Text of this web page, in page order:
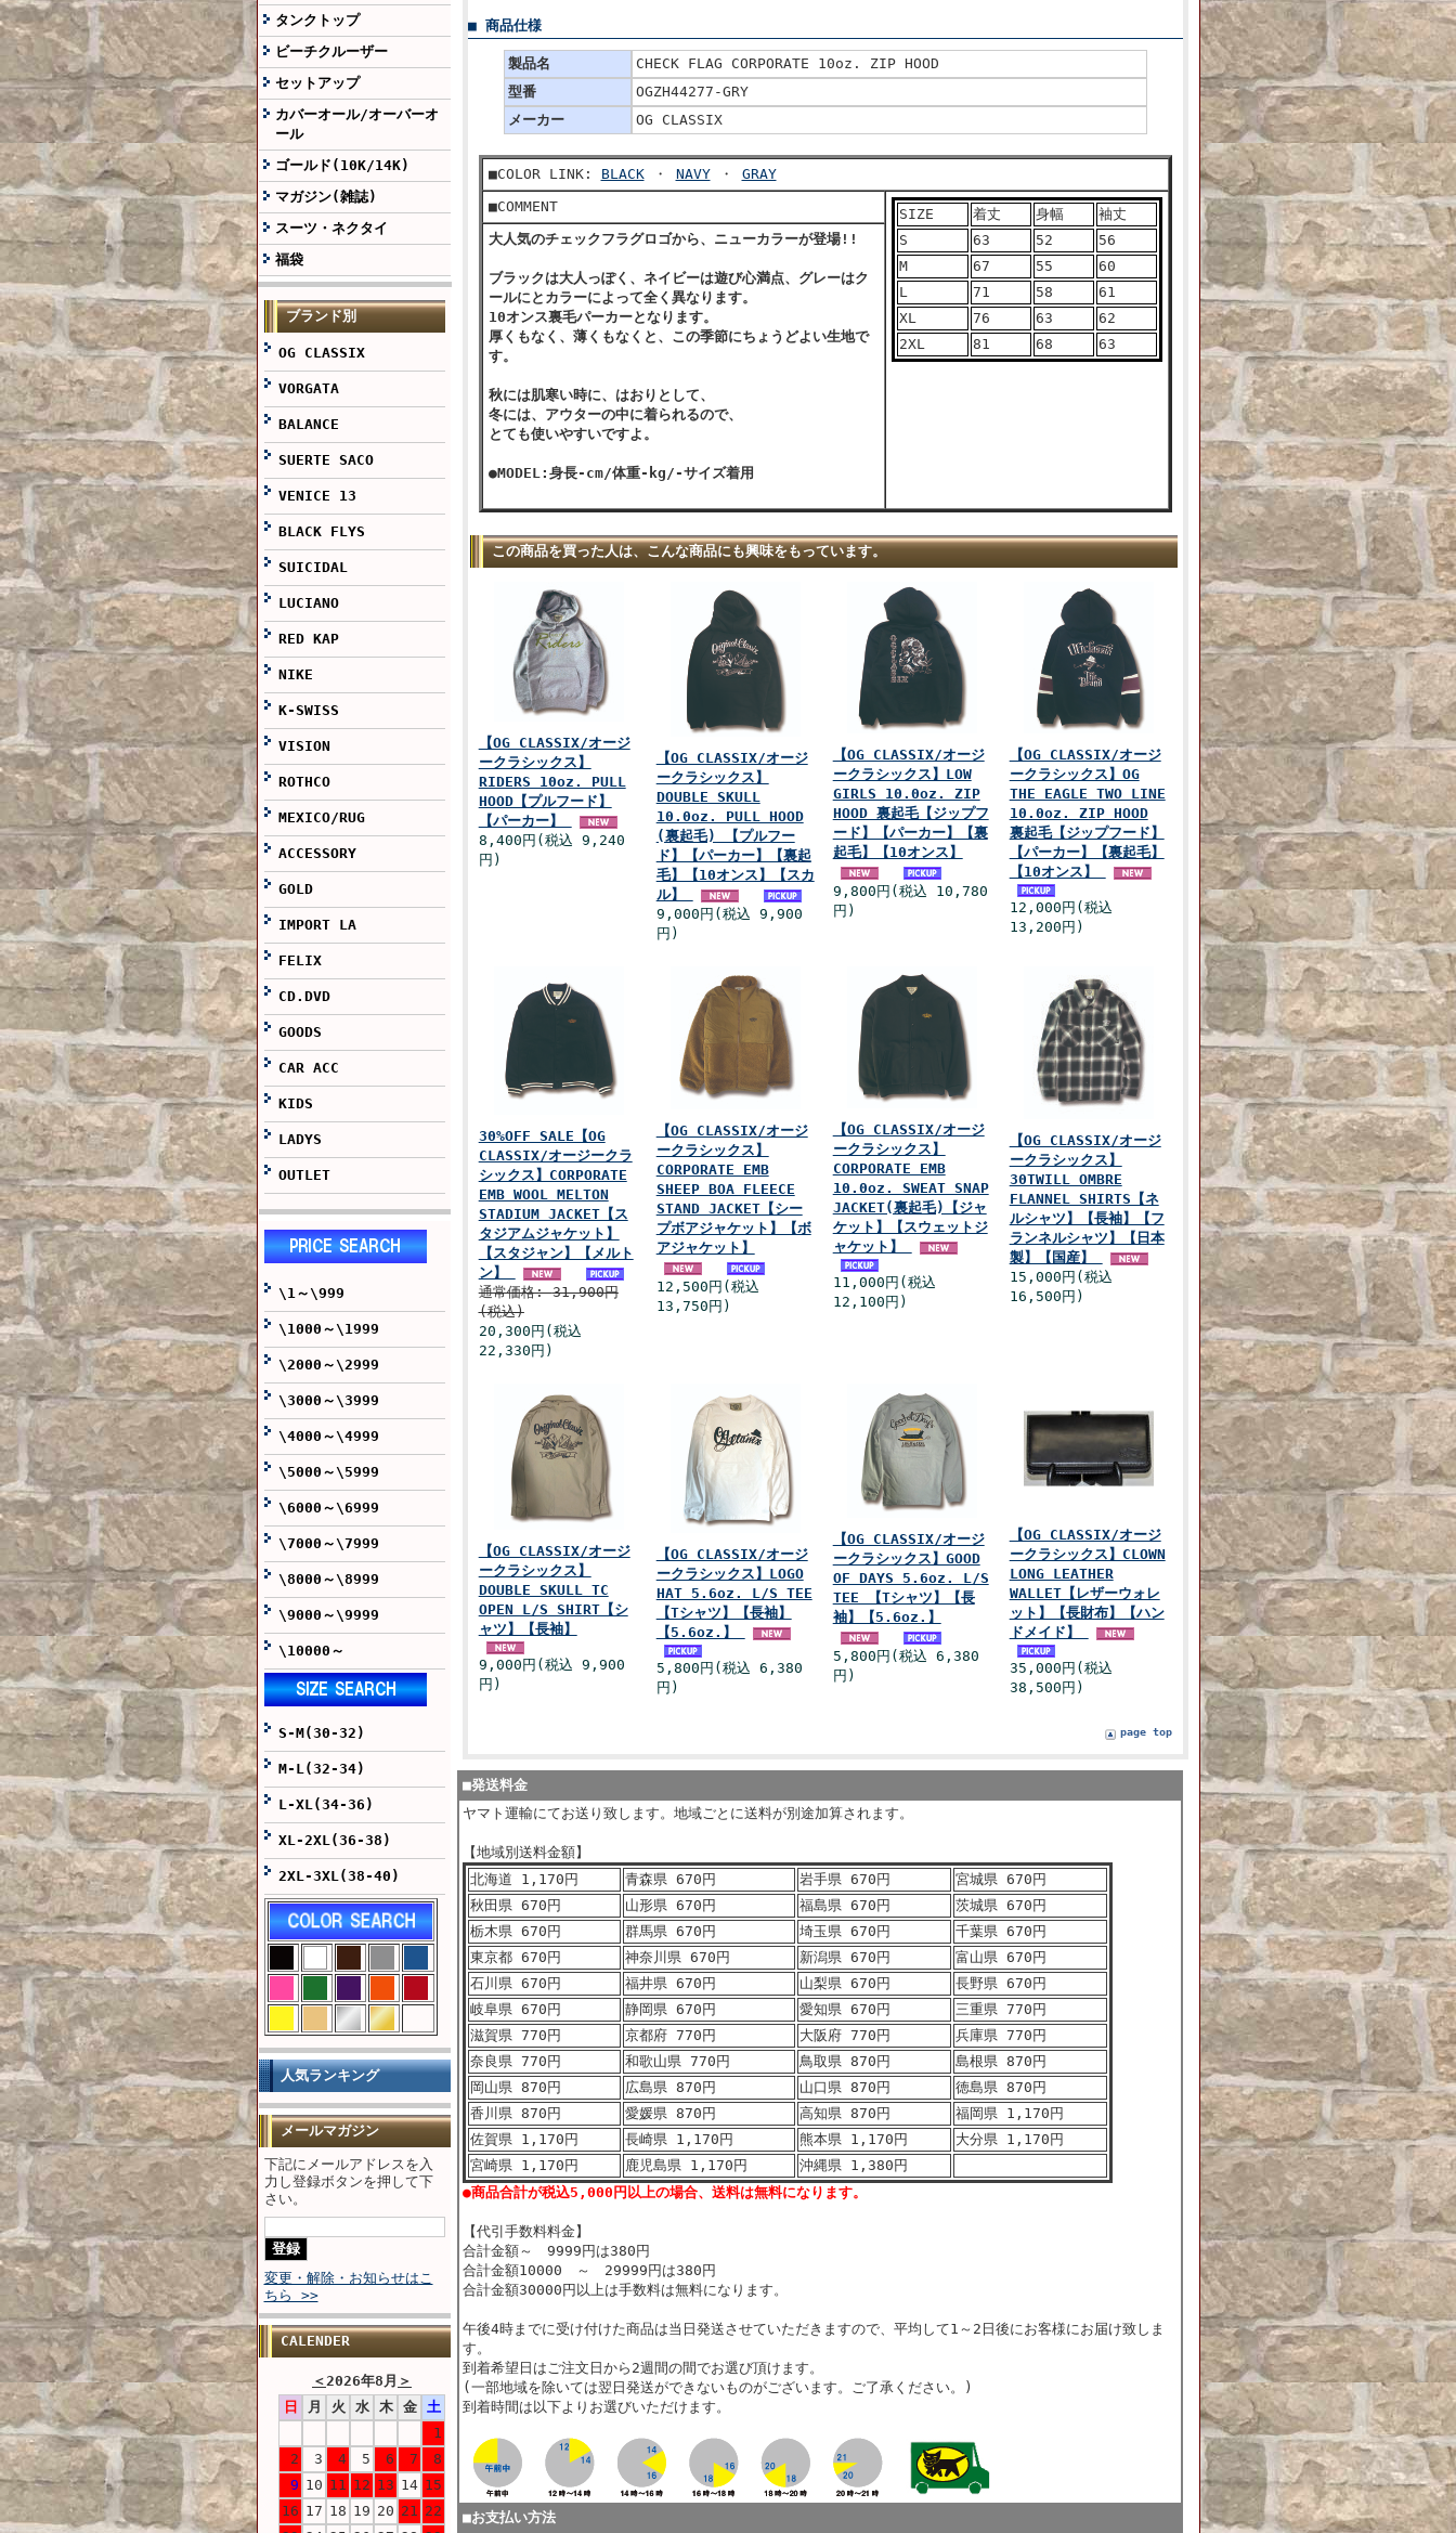
タンクトップ
ビーチクルーザー
セットアップ
カバーオール/オーバーオ
ール
ゴールド(10K/14K)
マガジン(雑誌)
スーツ・ネクタイ
福袋
ブランド別
OG CLASSIX
VORGATA
BALANCE
SUERTE SACO
VENICE 13
BLACK FLYS
SUICIDAL
LUCIANO
RED KAP
NIKE
K-SWISS
VISION
ROTHCO
MEXICO/RUG
ACCESSORY
GOLD
IMPORT LA
FELIX
CD.DVD
GOODS
CAR ACC
KIDS
LADYS
OUTLET
\1～\999
\1000～\1999
\2000～\2999
\3000～\3999
\4000～\4999
\5000～\5999
\6000～\6999
\7000～\7999
\8000～\8999
\9000～\9999
\10000～
S-M(30-32)
M-L(32-34)
L-XL(34-36)
XL-2XL(36-38)
2XL-3XL(38-40)
人気ランキング
メールマガジン
下記にメールアドレスを入
力し登録ボタンを押して下
さい。
変更・解除・お知らせはこ
ちら >>
CALENDER
＜2026年8月 ＞
日
月 火 水 木 金
土
1
2
3 4 5 6 7
8
9 10 11 12 13 14 15
16 17 18 19 20 21 22
■ 商品仕様
製品名
CHECK FLAG CORPORATE 10oz. ZIP HOOD
型番
OGZH44277-GRY
メーカー
OG CLASSIX
■COLOR LINK: BLACK・ NAVY・ GRAY
■COMMENT
SIZE 着丈 身幅
袖丈
S
63 52
56
M
67 55
60
L
71 58
61
XL
76 63
62
2XL
81 68 63
大人気のチェックフラグロゴから、ニューカラーが登場!!
ブラックは大人っぽく、ネイビーは遊び心満点、グレーはク
ールにとカラーによって全く異なります。
10オンス裏毛パーカーとなります。
厚くもなく、薄くもなくと、この季節にちょうどよい生地で
す。
秋には肌寒い時に、はおりとして、
冬には、アウターの中に着られるので、
とても使いやすいですよ。
●MODEL:身長-cm/体重-kg/-サイズ着用
この商品を買った人は、こんな商品にも興味をもっています。
【OG CLASSIX/オージ
ークラシックス】
RIDERS 10oz. PULL
HOOD【プルフード】
【パーカー】
8,400円(税込 9,240
円)
【OG CLASSIX/オージ
ークラシックス】
DOUBLE SKULL
10.0oz. PULL HOOD
(裏起毛) 【プルフー
ド】【パーカー】【裏起
毛】【10オンス】【スカ
ル】
9,000円(税込 9,900
円)
【OG CLASSIX/オージ
ークラシックス】LOW
GIRLS 10.0oz. ZIP
HOOD 裏起毛【ジップフ
ード】【パーカー】【裏
起毛】【10オンス】
9,800円(税込 10,780
円)
【OG CLASSIX/オージ
ークラシックス】OG
THE EAGLE TWO LINE
10.0oz. ZIP HOOD
裏起毛【ジップフード】
【パーカー】【裏起毛】
【10オンス】
12,000円(税込
13,200円)
30%OFF SALE【OG
CLASSIX/オージークラ
シックス】CORPORATE
EMB WOOL MELTON
STADIUM JACKET【ス
タジアムジャケット】
【スタジャン】【メルト
ン】
通常価格:31,900円
(税込)
20,300円(税込
22,330円)
【OG CLASSIX/オージ
ークラシックス】
CORPORATE EMB
SHEEP BOA FLEECE
STAND JACKET【シー
プボアジャケット】【ボ
アジャケット】
12,500円(税込
13,750円)
【OG CLASSIX/オージ
ークラシックス】
CORPORATE EMB
10.0oz. SWEAT SNAP
JACKET(裏起毛)【ジャ
ケット】【スウェットジ
ャケット】
11,000円(税込
12,100円)
【OG CLASSIX/オージ
ークラシックス】
30TWILL OMBRE
FLANNEL SHIRTS【ネ
ルシャツ】【長袖】【フ
ランネルシャツ】【日本
製】【国産】
15,000円(税込
16,500円)
【OG CLASSIX/オージ
ークラシックス】
DOUBLE SKULL TC
OPEN L/S SHIRT【シ
ャツ】【長袖】
9,000円(税込 9,900
円)
【OG CLASSIX/オージ
ークラシックス】LOGO
HAT 5.6oz. L/S TEE
【Tシャツ】【長袖】
【5.6oz.】
5,800円(税込 6,380
円)
【OG CLASSIX/オージ
ークラシックス】GOOD
OF DAYS 5.6oz. L/S
TEE 【Tシャツ】【長
袖】【5.6oz.】
5,800円(税込 6,380
円)
【OG CLASSIX/オージ
ークラシックス】CLOWN
LONG LEATHER
WALLET【レザーウォレ
ット】【長財布】【ハン
ドメイド】
35,000円(税込
38,500円)
page top
■発送料金
ヤマト運輸にてお送り致します。地域ごとに送料が別途加算されます。
【地域別送料金額】
北海道 1,170円
青森県 670円 岩手県 670円
宮城県 670円
秋田県 670円
山形県 670円 福島県 670円
茨城県 670円
栃木県 670円
群馬県 670円 埼玉県 670円
千葉県 670円
東京都 670円
神奈川県 670円 新潟県 670円
富山県 670円
石川県 670円
福井県 670円 山梨県 670円
長野県 670円
岐阜県 670円
静岡県 670円 愛知県 670円
三重県 770円
滋賀県 770円
京都府 770円 大阪府 770円
兵庫県 770円
奈良県 770円
和歌山県 770円 鳥取県 870円
島根県 870円
岡山県 870円
広島県 870円 山口県 870円
徳島県 870円
香川県 870円
愛媛県 870円 高知県 870円
福岡県 1,170円
佐賀県 1,170円
長崎県 1,170円 熊本県 1,170円
大分県 1,170円
宮崎県 1,170円
鹿児島県 1,170円
沖縄県 1,380円
●商品合計が税込5,000円以上の場合、送料は無料になります。
【代引手数料料金】
合計金額～ 9999円は380円
合計金額10000 ～ 29999円は380円
合計金額30000円以上は手数料は無料になります。
午後4時までに受け付けた商品は当日発送させていただきますので、平均して1～2日後にお客様にお届け致しま
す。
到着希望日はご注文日から2週間の間でお選び頂けます。
(一部地域を除いては翌日発送ができないものがございます。ご了承ください。)
到着時間は以下よりお選びいただけます。
■お支払い方法